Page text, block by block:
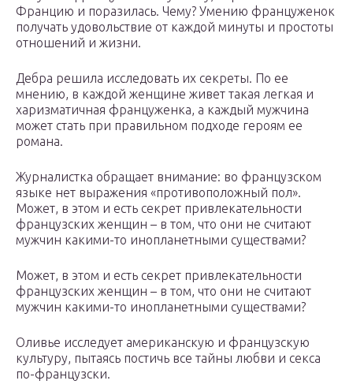
Францию и поразилась. Чему? Умению француженок
получать удовольствие от каждой минуты и простоты
отношений и жизни.
Дебра решила исследовать их секреты. По ее
мнению, в каждой женщине живет такая легкая и
харизматичная француженка, а каждый мужчина
может стать при правильном подходе героям ее
романа.
Журналистка обращает внимание: во французском
языке нет выражения «противоположный пол».
Может, в этом и есть секрет привлекательности
французских женщин – в том, что они не считают
мужчин какими-то инопланетными существами?
Может, в этом и есть секрет привлекательности
французских женщин – в том, что они не считают
мужчин какими-то инопланетными существами?
Оливье исследует американскую и французскую
культуру, пытаясь постичь все тайны любви и секса
по-французски.